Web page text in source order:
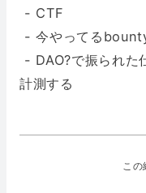
- CTF
- 今やってる
- DAO?で振られた
計測する
こ